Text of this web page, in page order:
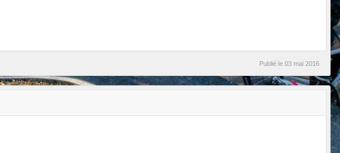
Publié le 03 mai 2016